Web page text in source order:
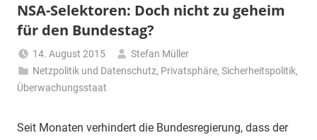
NSA-Selektoren: Doch nicht zu geheim
für den Bundestag?
14. August 2015
Stefan Müller
Netzpolitik und Datenschutz, Privatsphäre,Sicherheitspolitik,
Überwachungsstaat
Seit Monaten verhindert die Bundesregierung, dass der